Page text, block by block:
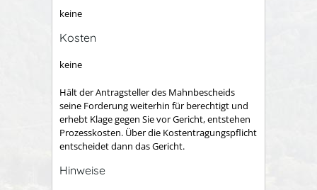
keine
Kosten
keine
Hält der Antragsteller des Mahnbescheids
seine Forderung weiterhin für berechtigt und
erhebt Klage gegen Sie vor Gericht, entstehen
Prozesskosten. Über die Kostentragungspflicht
entscheidet dann das Gericht.
Hinweise